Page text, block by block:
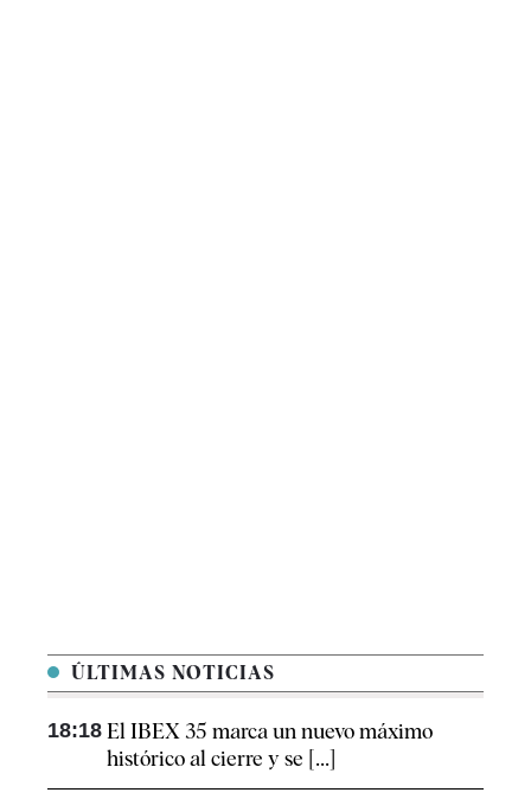
ÚLTIMAS NOTICIAS
18:18 El IBEX 35 marca un nuevo máximo
histórico al cierre y se [...]